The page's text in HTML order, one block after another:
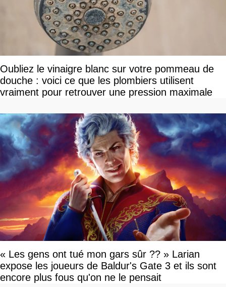
Oubliez le vinaigre blanc sur votre pommeau de
douche : voici ce que les plombiers utilisent
vraiment pour retrouver une pression maximale
« Les gens ont tué mon gars sûr ?? » Larian
expose les joueurs de Baldur's Gate 3 et ils sont
encore plus fous qu'on ne le pensait